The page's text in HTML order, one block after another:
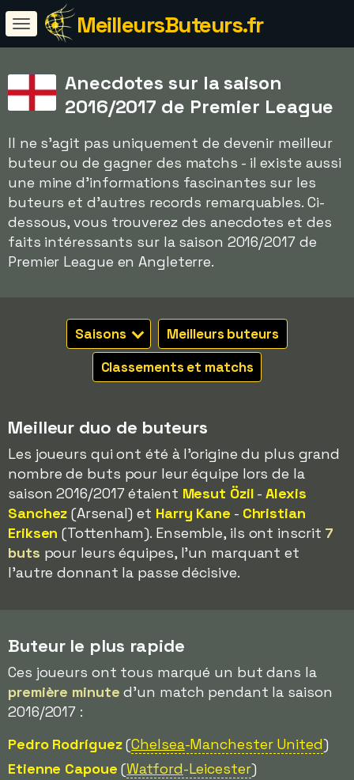
MeilleursButeurs.fr
Anecdotes sur la saison
2016/2017 de Premier League
Il ne s'agit pas uniquement de devenir meilleur
buteur ou de gagner des matchs - il existe aussi
une mine d'informations fascinantes sur les
buteurs et d'autres records remarquables. Ci-
dessous, vous trouverez des anecdotes et des
faits intéressants sur la saison 2016/2017 de
Premier League en Angleterre.
Saisons
Meilleurs buteurs
Classements et matchs
Meilleur duo de buteurs
Les joueurs qui ont été à l'origine du plus grand
nombre de buts pour leur équipe lors de la
saison 2016/2017 étaient Mesut Özil -Alexis
Sanchez (Arsenal) et Harry Kane - Christian
Eriksen (Tottenham). Ensemble, ils ont inscrit 7
buts pour leurs équipes, l'un marquant et
l'autre donnant la passe décisive.
Buteur le plus rapide
Ces joueurs ont tous marqué un but dans la
première minute d'un match pendant la saison
2016/2017 :
Pedro Rodríguez(Chelsea-Manchester United)
Etienne Capoue (Watford-Leicester)